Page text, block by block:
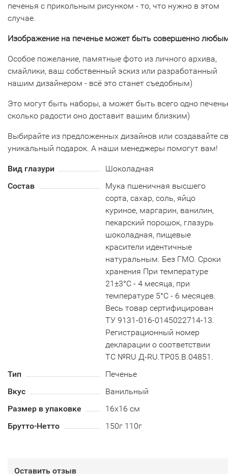
печенья с прикольным рисунком - то, что нужно в этом
случае.
Изображение на печенье может быть совершенно
Особое пожелание, памятные фото из личного архива,
смайлики, ваш собственный эскиз или разработанный
нашим дизайнером - всё это станет съедобным)
Это могут быть наборы, а может быть всего одно
сколько радости оно доставит вашим близким)
Выбирайте из предложенных дизайнов или создавайте
уникальный подарок. А наши менеджеры помогут вам!
Вид глазури
Шоколадная
Состав
Мука пшеничная высшего
сорта, сахар, соль, яйцо
куриное, маргарин, ванилин,
пекарский порошок, глазурь
шоколадная, пищевые
красители идентичные
натуральным. Без ГМО. Сроки
хранения При температуре
21±3°С - 4 месяца, при
температуре 5°С - 6 месяцев.
Весь товар сертифицирован
ТУ 9131-016-0145022714-13.
Регистрационный номер
декларации о соответствии
ТС №RU Д-RU.TP05.B.04851.
Тип
Печенье
Вкус
Ванильный
Размер в упаковке
16х16 см
Брутто-Нетто
150г 110г
Оставить отзыв